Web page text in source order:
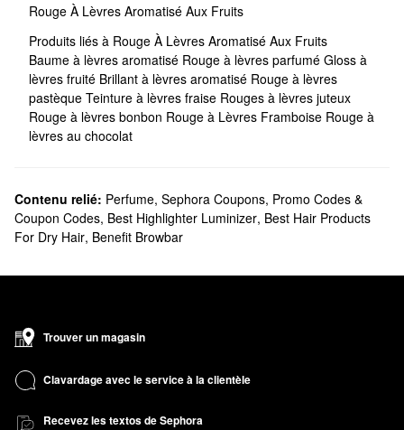
Rouge À Lèvres Aromatisé Aux Fruits
Produits liés à Rouge À Lèvres Aromatisé Aux Fruits
Baume à lèvres aromatisé Rouge à lèvres parfumé Gloss à
lèvres fruité Brillant à lèvres aromatisé Rouge à lèvres
pastèque Teinture à lèvres fraise Rouges à lèvres juteux
Rouge à lèvres bonbon Rouge à Lèvres Framboise Rouge à
lèvres au chocolat
Contenu relié: Perfume, Sephora Coupons, Promo Codes &
Coupon Codes, Best Highlighter Luminizer, Best Hair Products
For Dry Hair, Benefit Browbar
Trouver un magasin
Clavardage avec le service à la clientèle
Recevez les textos de Sephora